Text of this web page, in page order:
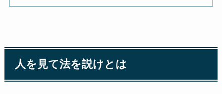
人を見て法を説けとは